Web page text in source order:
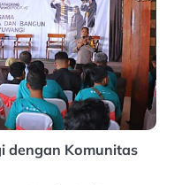
dengan Komunitas